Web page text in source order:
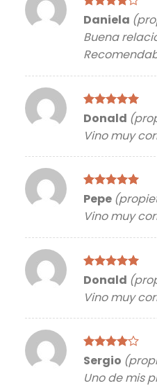
Valorado
5
Daniela
Buena
Valorado
de 5
Donald
Vino muy
Valorado
con
de 5
Pepe
Vino muy
Valorado
de 5
Donald
Vino muy
Valorado
con4 de
5
Sergio
Uno de mis